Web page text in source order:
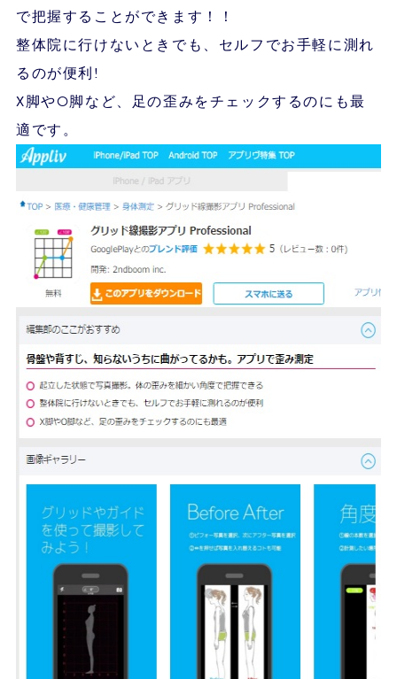
で把握することができます！！
整体院に行けないときでも、セルフでお手軽に測れ
るのが便利!
X脚やO脚など、足の歪みをチェックするのにも最
適です。